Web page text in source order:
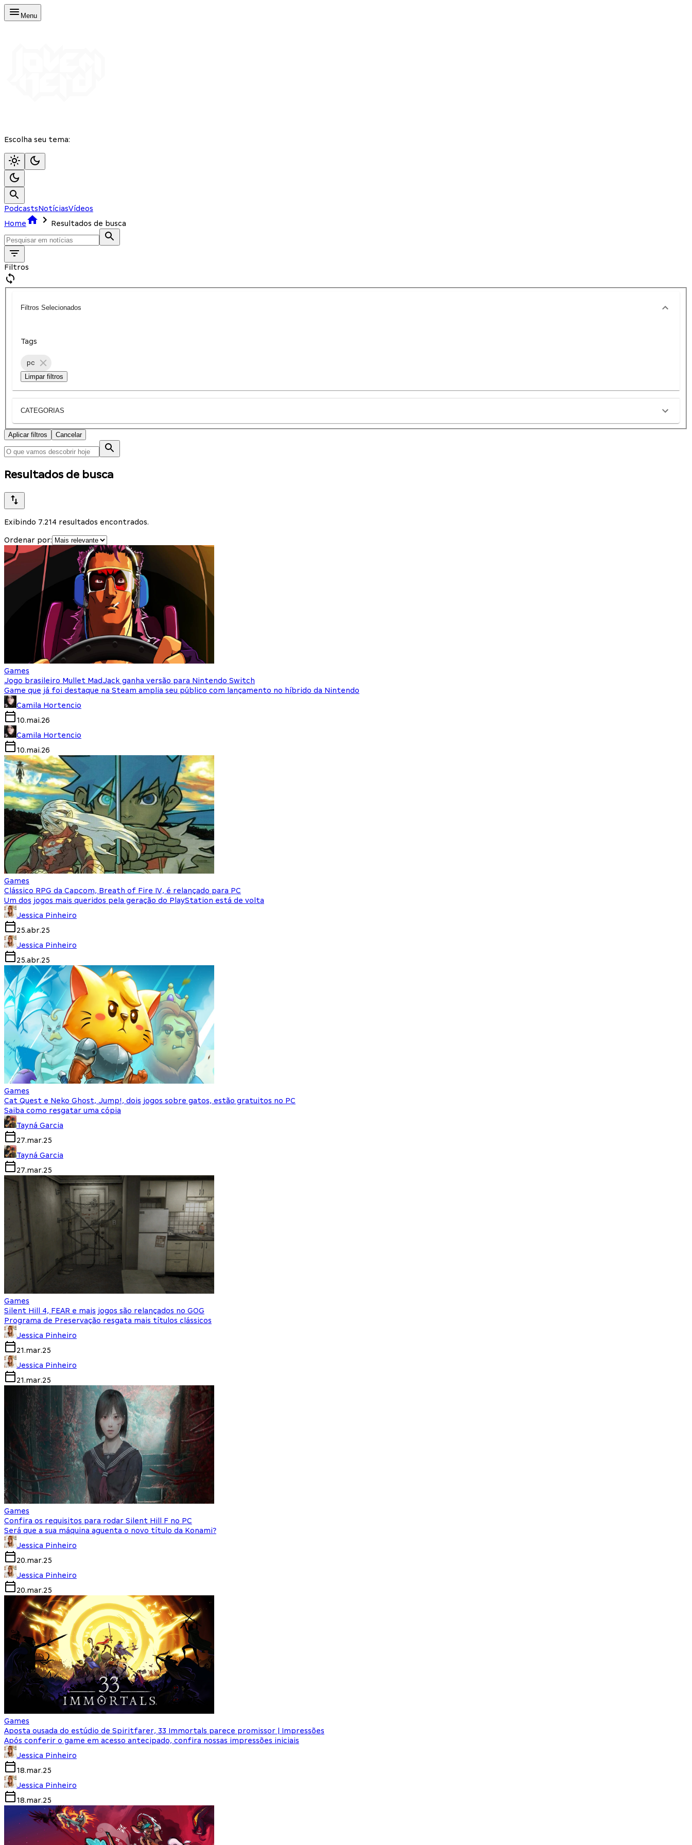
Menu
Escolha seu tema:
PodcastsNotíciasVídeos
Home
Resultados de busca
Filtros
Filtros Selecionados
Tags
pc
Limpar filtros
CATEGORIAS
Aplicar filtros Cancelar
Resultados de busca
Exibindo 7.214 resultados encontrados.
Ordenar por:
Games
Jogo brasileiro Mullet MadJack ganha versão para Nintendo Switch
Game que já foi destaque na Steam amplia seu público com lançamento no híbrido da Nintendo
Camila Hortencio
10.mai.26
Camila Hortencio
10.mai.26
Games
Clássico RPG da Capcom, Breath of Fire IV, é relançado para PC
Um dos jogos mais queridos pela geração do PlayStation está de volta
Jessica Pinheiro
25.abr.25
Jessica Pinheiro
25.abr.25
Games
Cat Quest e Neko Ghost, Jump!, dois jogos sobre gatos, estão gratuitos no PC
Saiba como resgatar uma cópia
Tayná Garcia
27.mar.25
Tayná Garcia
27.mar.25
Games
Silent Hill 4, FEAR e mais jogos são relançados no GOG
Programa de Preservação resgata mais títulos clássicos
Jessica Pinheiro
21.mar.25
Jessica Pinheiro
21.mar.25
Games
Confira os requisitos para rodar Silent Hill F no PC
Será que a sua máquina aguenta o novo título da Konami?
Jessica Pinheiro
20.mar.25
Jessica Pinheiro
20.mar.25
Games
Aposta ousada do estúdio de Spiritfarer, 33 Immortals parece promissor | Impressões
Após conferir o game em acesso antecipado, confira nossas impressões iniciais
Jessica Pinheiro
18.mar.25
Jessica Pinheiro
18.mar.25